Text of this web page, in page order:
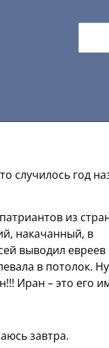
случилось год
из
накачанный, в
выводил евреев
в потолок. Ну
Иран – это его
завтра.